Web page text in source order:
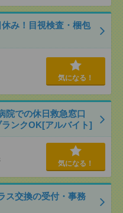
み！目視検査・梱包
気になる！
院での休日救急窓口
ンクOK[アルバイト]
気になる！
ス交換の受付・事務